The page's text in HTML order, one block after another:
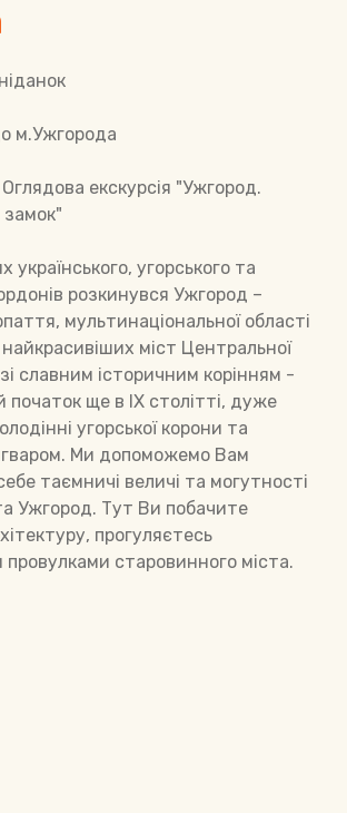
м.Ужгорода
екскурсія "Ужгород.
українського, угорського та
розкинувся Ужгород –
мультинаціональної області
міст Центральної
славним історичним корінням -
початок ще в IX столітті, дуже
угорської корони та
Ми допоможемо Вам
таємничі величі та могутності
Ужгород. Тут Ви побачите
прогуляєтесь
старовинного міста.